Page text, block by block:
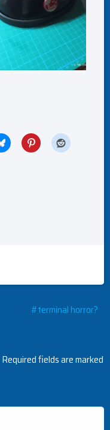
#terminal horror?
Required fields are marked